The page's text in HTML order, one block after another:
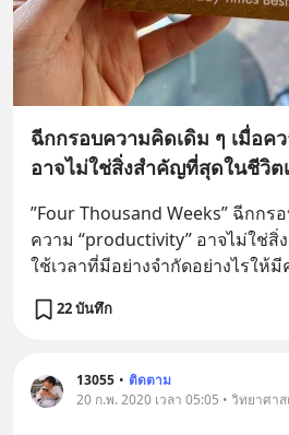
ฉีกกรอบความคิดเดิม ๆ เมื่อค
อาจไม่ใช่สิ่งสำคัญที่สุดในชีวิต
”Four Thousand Weeks” ฉีกกร
ความ “productivity” อาจไม่ใช่
ใช้เวลาที่มีอย่างจำกัดอย่างไรให้
22 บันทึก
13055 • ติดตาม
20 ก.พ. 2020 เวลา 05:05 • วิทยาศา